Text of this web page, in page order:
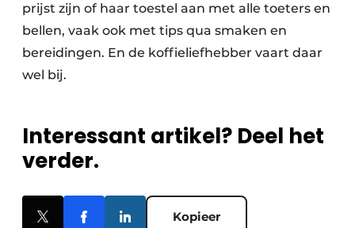
prijst zijn of haar toestel aan met alle toeters en
bellen, vaak ook met tips qua smaken en
bereidingen. En de koffieliefhebber vaart daar
wel bij.
Interessant artikel? Deel het
verder.
Kopieer